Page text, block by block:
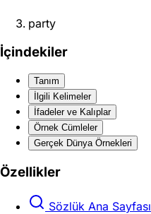
party
İçindekiler
Tanım
İlgili Kelimeler
İfadeler ve Kalıplar
Örnek Cümleler
Gerçek Dünya Örnekleri
Özellikler
Sözlük Ana Sayfası